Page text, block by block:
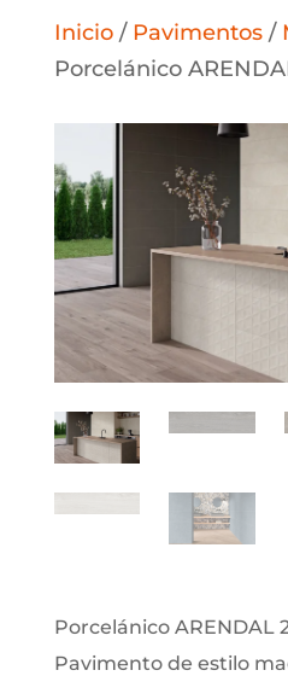
Inicio/ Pavimentos/
Porcelánico
Porcelánico ARENDAL
Pavimento de estilo